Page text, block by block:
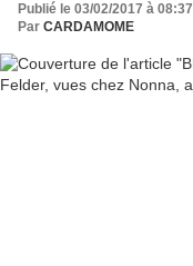
Publié le 03/02/2017 à 08:37
Par CARDAMOME